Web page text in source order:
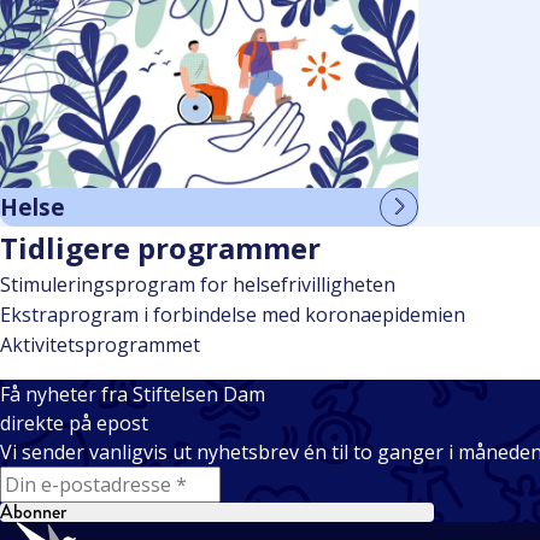
Helse
Tidligere programmer
Stimuleringsprogram for helsefrivilligheten
Ekstraprogram i forbindelse med koronaepidemien
Aktivitetsprogrammet
Få nyheter fra Stiftelsen Dam
direkte på epost
Vi sender vanligvis ut nyhetsbrev én til to ganger i
E-mail
Abonner